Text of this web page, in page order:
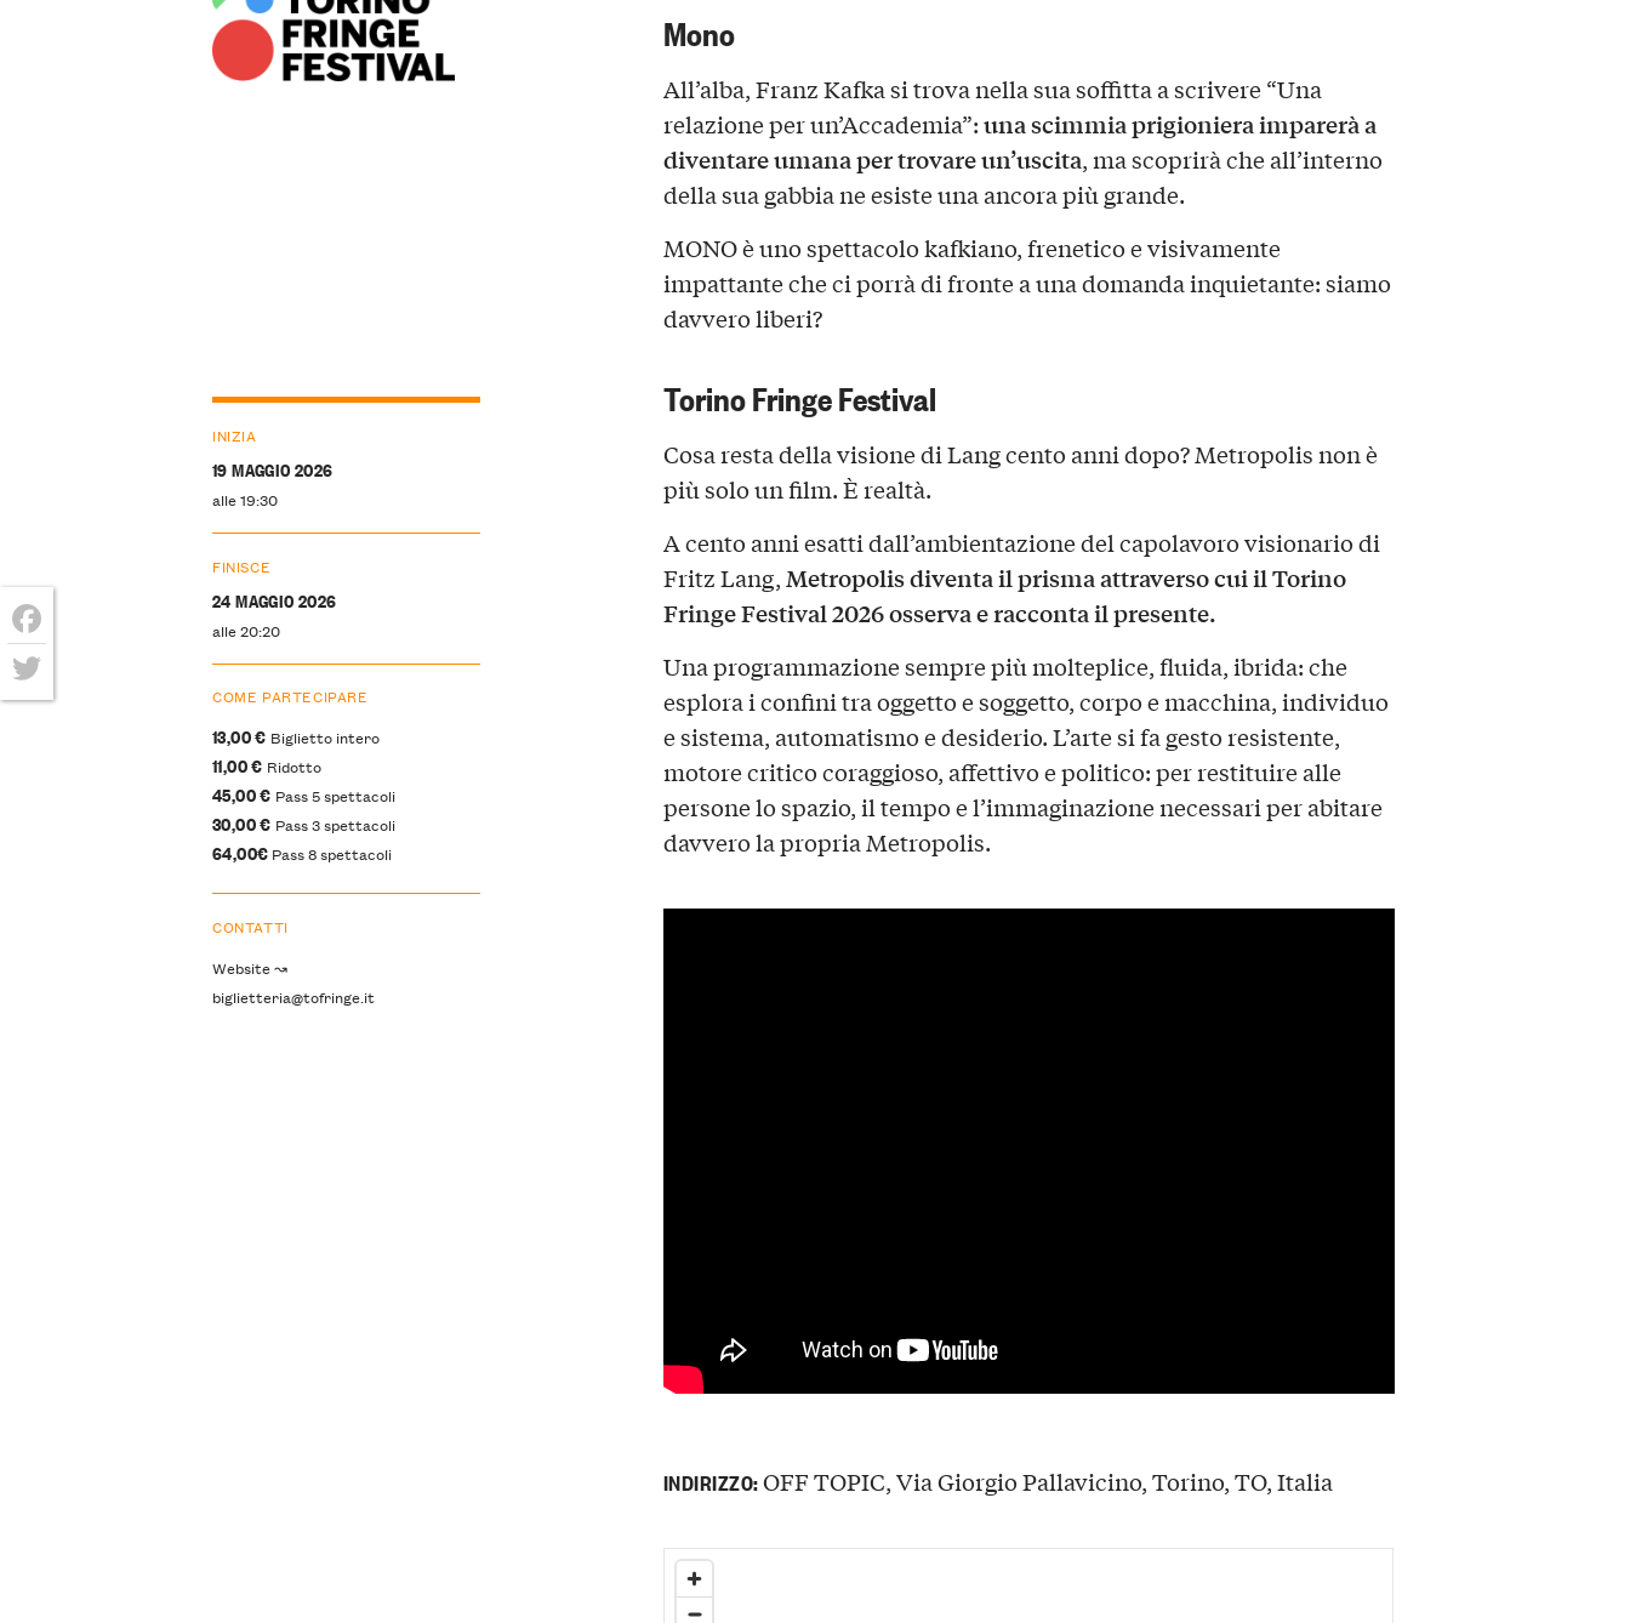
Mono
All’alba, Franz Kafka si trova nella sua soffitta a scrivere “Una
relazione per un’Accademia”:una scimmia prigioniera imparerà a
diventare umana per trovare un’uscita, ma scoprirà che all’interno
della sua gabbia ne esiste una ancora più grande.
MONO è uno spettacolo kafkiano, frenetico e visivamente
impattante che ci porrà di fronte a una domanda inquietante: siamo
davvero liberi?
Torino Fringe Festival
Cosa resta della visione di Lang cento anni dopo? Metropolis non è
più solo un film. È realtà.
A cento anni esatti dall’ambientazione del capolavoro visionario di
Fritz Lang,Metropolis diventa il prisma attraverso cui il Torino
Fringe Festival 2026 osserva e racconta il presente.
Una programmazione sempre più molteplice, fluida, ibrida: che
esplora i confini tra oggetto e soggetto, corpo e macchina, individuo
e sistema, automatismo e desiderio. L’arte si fa gesto resistente,
motore critico coraggioso, affettivo e politico: per restituire alle
persone lo spazio, il tempo e l’immaginazione necessari per abitare
davvero la propria Metropolis.
INIZIA
19 MAGGIO 2026
alle 19:30
FINISCE
24 MAGGIO 2026
alle 20:20
COME PARTECIPARE
13,00 € Biglietto intero
11,00 € Ridotto
45,00 € Pass 5 spettacoli
30,00 € Pass 3 spettacoli
64,00€ Pass 8 spettacoli
CONTATTI
Website ↝
biglietteria@tofringe.it
INDIRIZZO:OFF TOPIC, Via Giorgio Pallavicino, Torino, TO, Italia
Facebook
Twitter